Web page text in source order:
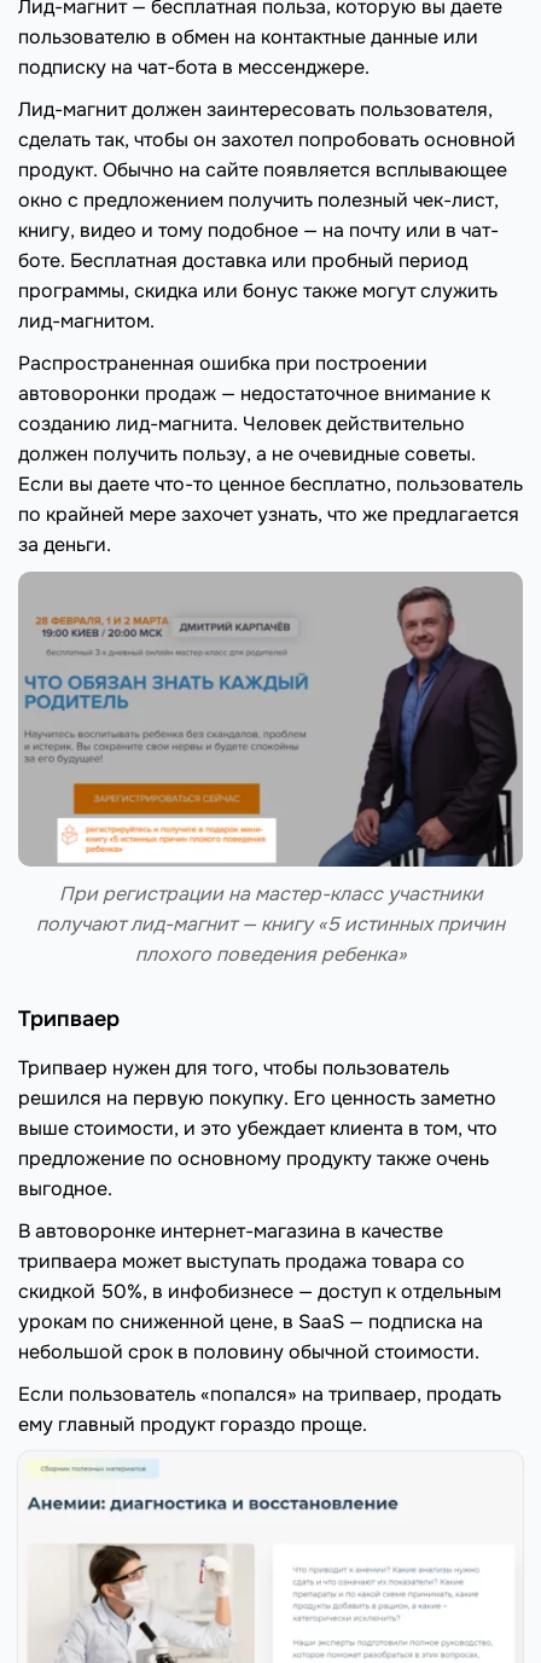
Лид-магнит — бесплатная польза, которую вы даете
пользователю в обмен на контактные данные или
подписку на чат-бота в мессенджере.
Лид-магнит должен заинтересовать пользователя,
сделать так, чтобы он захотел попробовать основной
продукт. Обычно на сайте появляется всплывающее
окно с предложением получить полезный чек-лист,
книгу, видео и тому подобное — на почту или в чат-
боте. Бесплатная доставка или пробный период
программы, скидка или бонус также могут служить
лид-магнитом.
Распространенная ошибка при построении
автоворонки продаж — недостаточное внимание к
созданию лид-магнита. Человек действительно
должен получить пользу, а не очевидные советы.
Если вы даете что-то ценное бесплатно, пользователь
по крайней мере захочет узнать, что же предлагается
за деньги.
При регистрации на мастер-класс участники
получают лид-магнит — книгу «5 истинных причин
плохого поведения ребенка»
Трипваер
Трипваер нужен для того, чтобы пользователь
решился на первую покупку. Его ценность заметно
выше стоимости, и это убеждает клиента в том, что
предложение по основному продукту также очень
выгодное.
В автоворонке интернет-магазина в качестве
трипваера может выступать продажа товара со
скидкой 50%, в инфобизнесе — доступ к отдельным
урокам по сниженной цене, в SaaS — подписка на
небольшой срок в половину обычной стоимости.
Если пользователь «попался» на трипваер, продать
ему главный продукт гораздо проще.